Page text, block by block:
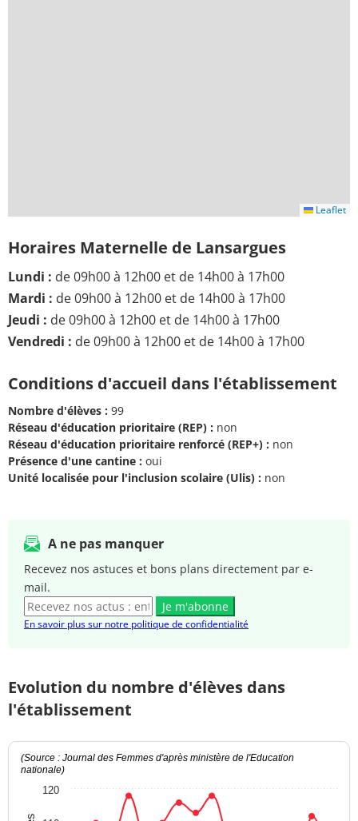
Leaflet
Horaires Maternelle de Lansargues
Lundi : de 09h00 à 12h00 et de 14h00 à 17h00
Mardi : de 09h00 à 12h00 et de 14h00 à 17h00
Jeudi : de 09h00 à 12h00 et de 14h00 à 17h00
Vendredi : de 09h00 à 12h00 et de 14h00 à 17h00
Conditions d'accueil dans l'établissement
Nombre d'élèves : 99
Réseau d'éducation prioritaire (REP) : non
Réseau d'éducation prioritaire renforcé (REP+) : non
Présence d'une cantine : oui
Unité localisée pour l'inclusion scolaire (Ulis) : non
A ne pas manquer
Recevez nos astuces et bons plans directement par e-
mail.
Je m'abonne
En savoir plus sur notre politique de confidentialité
Evolution du nombre d'élèves dans
l'établissement
(Source : Journal des Femmes d'après ministère de l'Education
nationale)
120